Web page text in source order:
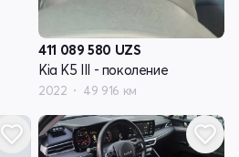
411 089 580 UZS
Kia K5 III - поколение
2022 49 916 км